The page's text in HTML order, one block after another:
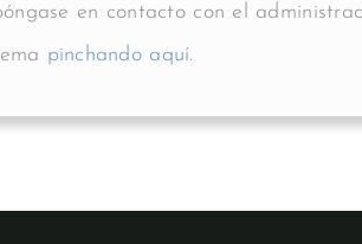
en contacto con el
pinchando aquí.